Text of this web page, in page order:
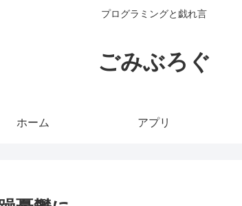
プログラミングと戯れ言
ごみぶろぐ
ホーム アプリ